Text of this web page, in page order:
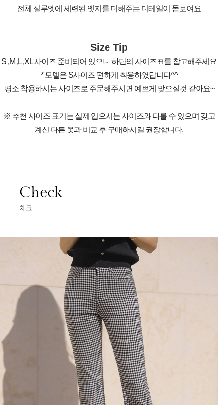
전체 실루엣에 세련된 엣지를 더해주는 디테일이 돋보여요
Size Tip
S ,M ,L ,XL 사이즈 준비되어 있으니 하단의 사이즈표를 참고해주세요
* 모델은 S사이즈 편하게 착용하였답니다^^
평소 착용하시는 사이즈로 주문해주시면 예쁘게 맞으실것 같아요~
※ 추천 사이즈 표기는 실제 입으시는 사이즈와 다를 수 있으며 갖고
계신 다른 옷과 비교 후 구매하시길 권장합니다.